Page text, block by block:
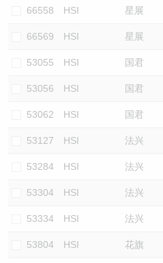
66558 HSI 星展
66569 HSI 星展
53055 HSI 国君
53056 HSI 国君
53062 HSI 国君
53127 HSI 法兴
53284 HSI 法兴
53304 HSI 法兴
53334 HSI 法兴
53804 HSI 花旗